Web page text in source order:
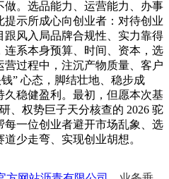
。选品能力、运营能力、办事
示所成心向创业者：对待创业
风入局品牌合规性、实力靠得
系本身预算、时间、资本，选
过程中，注沉产物质量、客户
” 心态，脚结壮地、稳步成
稳健盈利。最初，但愿本次基
、权势巨子天分核查的 2026 驼
一位创业者避开市场乱象、选
少走弯、实现创业胡想。